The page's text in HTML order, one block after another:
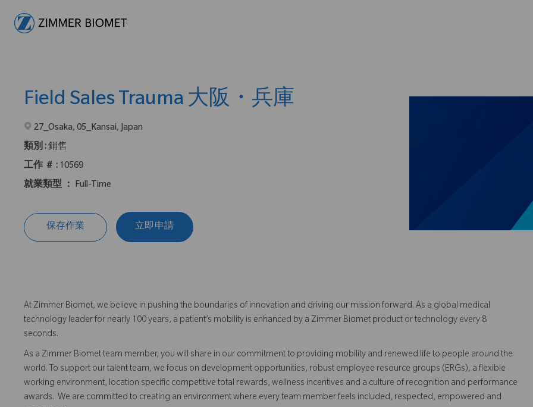
Field Sales Trauma 大阪・兵庫
在2地點提供 :
27_Osaka, 05_Kansai, Japan
類別 :銷售
工作 ＃ : 10569
就業類型 ： Full-Time
保存作業 立即申請
At Zimmer Biomet, we believe in pushing the boundaries of innovation and driving our mission forward. As a global medical
technology leader for nearly 100 years, a patient’s mobility is enhanced by a Zimmer Biomet product or technology every 8
seconds.
As a Zimmer Biomet team member, you will share in our commitment to providing mobility and renewed life to people around the
world. To support our talent team, we focus on development opportunities, robust employee resource groups (ERGs), a flexible
working environment, location specific competitive total rewards, wellness incentives and a culture of recognition and performance
awards. We are committed to creating an environment where every team member feels included, respected, empowered and